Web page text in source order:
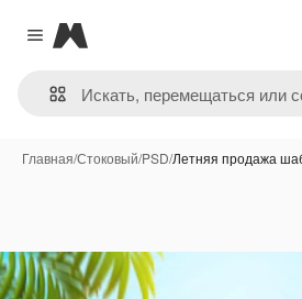
Close menu
Magnific
Главная/Стоковый/PSD/Летняя продажа